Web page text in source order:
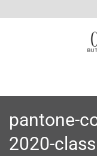
Botones,
pantone-
2020-